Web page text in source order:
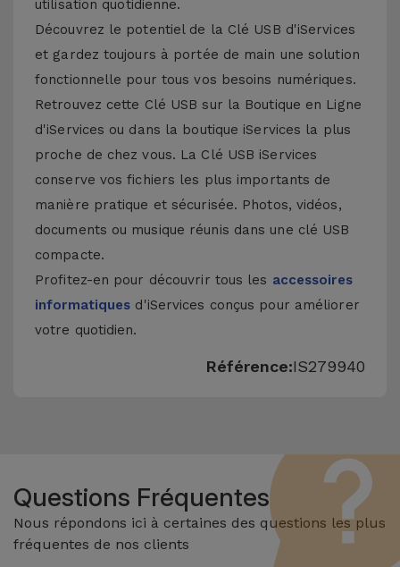
utilisation quotidienne.
Découvrez le potentiel de la Clé USB d'iServices
et gardez toujours à portée de main une solution
fonctionnelle pour tous vos besoins numériques.
Retrouvez cette Clé USB sur la Boutique en Ligne
d'iServices ou dans la boutique iServices la plus
proche de chez vous. La Clé USB iServices
conserve vos fichiers les plus importants de
manière pratique et sécurisée. Photos, vidéos,
documents ou musique réunis dans une clé USB
compacte.
Profitez-en pour découvrir tous les accessoires
informatiques d'iServices conçus pour améliorer
votre quotidien.
Référence:IS279940
Questions Fréquentes
Nous répondons ici à certaines des questions les plus
fréquentes de nos clients